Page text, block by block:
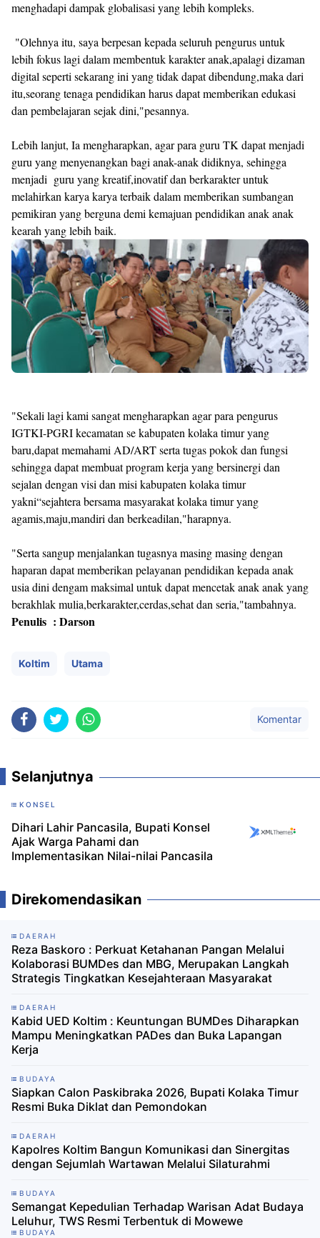
menghadapi dampak globalisasi yang lebih kompleks.
"Olehnya itu, saya berpesan kepada seluruh pengurus untuk
lebih fokus lagi dalam membentuk karakter anak,apalagi dizaman
digital seperti sekarang ini yang tidak dapat dibendung,maka dari
itu,seorang tenaga pendidikan harus dapat memberikan edukasi
dan pembelajaran sejak dini,"pesannya.
Lebih lanjut, Ia mengharapkan, agar para guru TK dapat menjadi
guru yang menyenangkan bagi anak-anak didiknya, sehingga
menjadi guru yang kreatif,inovatif dan berkarakter untuk
melahirkan karya karya terbaik dalam memberikan sumbangan
pemikiran yang berguna demi kemajuan pendidikan anak anak
kearah yang lebih baik.
"Sekali lagi kami sangat mengharapkan agar para pengurus
IGTKI-PGRI kecamatan se kabupaten kolaka timur yang
baru,dapat memahami AD/ART serta tugas pokok dan fungsi
sehingga dapat membuat program kerja yang bersinergi dan
sejalan dengan visi dan misi kabupaten kolaka timur
yakni“sejahtera bersama masyarakat kolaka timur yang
agamis,maju,mandiri dan berkeadilan,"harapnya.
"Serta sangup menjalankan tugasnya masing masing dengan
haparan dapat memberikan pelayanan pendidikan kepada anak
usia dini dengam maksimal untuk dapat mencetak anak anak yang
berakhlak mulia,berkarakter,cerdas,sehat dan seria,"tambahnya.
Penulis : Darson
Koltim Utama
Komentar
Selanjutnya
KONSEL
Dihari Lahir Pancasila, Bupati Konsel
Ajak Warga Pahami dan
Implementasikan Nilai-nilai Pancasila
Direkomendasikan
DAERAH
Reza Baskoro : Perkuat Ketahanan Pangan Melalui
Kolaborasi BUMDes dan MBG, Merupakan Langkah
Strategis Tingkatkan Kesejahteraan Masyarakat
DAERAH
Kabid UED Koltim : Keuntungan BUMDes Diharapkan
Mampu Meningkatkan PADes dan Buka Lapangan
Kerja
BUDAYA
Siapkan Calon Paskibraka 2026, Bupati Kolaka Timur
Resmi Buka Diklat dan Pemondokan
DAERAH
Kapolres Koltim Bangun Komunikasi dan Sinergitas
dengan Sejumlah Wartawan Melalui Silaturahmi
BUDAYA
Semangat Kepedulian Terhadap Warisan Adat Budaya
Leluhur, TWS Resmi Terbentuk di Mowewe
BUDAYA